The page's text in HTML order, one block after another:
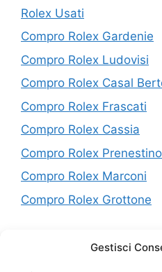
Gestisci
Rolex Usati
Compro Rolex Gardenie
Compro Rolex Ludovisi
Compro Rolex Casal
Compro Rolex Frascati
Compro Rolex Cassia
Compro Rolex
Compro Rolex Marconi
Compro Rolex Grottone
P.IVA: 10638441005